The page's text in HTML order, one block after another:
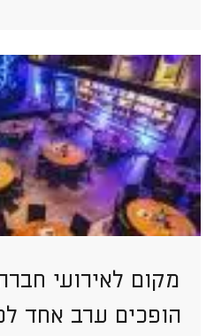
מקום לאירועי
הופכים ערב אחד